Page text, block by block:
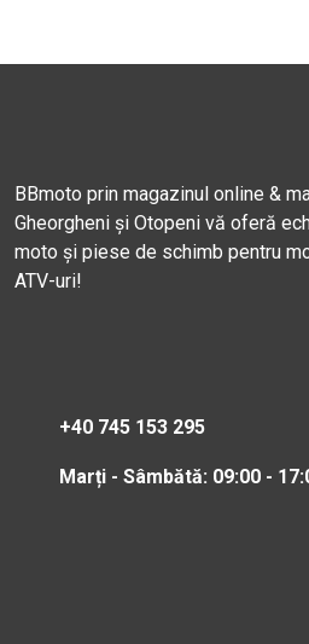
BBmoto prin magazinul online &
Gheorgheni și Otopeni vă oferă
moto și piese de schimb pentru
ATV-uri!
+40 745 153 295
Marți - Sâmbătă: 09:00 -